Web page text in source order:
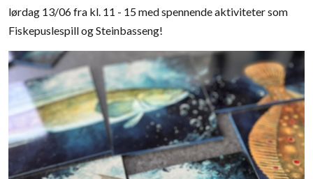
lørdag 13/06 fra kl. 11 - 15 med spennende aktiviteter som
Fiskepuslespill og Steinbasseng!